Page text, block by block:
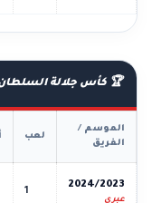
🏆 كأس جلالة
الموسم /
الفريق
لعب
2024/2023
عبري
1